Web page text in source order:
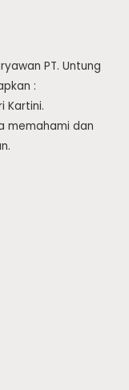
PT. Untung
:
Kartini.
memahami dan